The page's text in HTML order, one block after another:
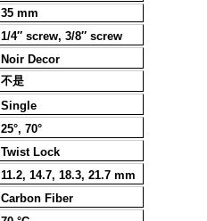
35 mm
1/4″ screw, 3/8″ screw
Noir Decor
不是
Single
25°, 70°
Twist Lock
11.2, 14.7, 18.3, 21.7 mm
Carbon Fiber